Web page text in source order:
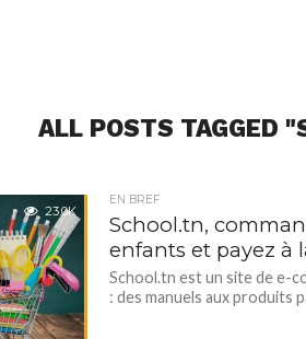
ALL POSTS TAGGED
23.0K
EN BREF
School.tn,
enfants et payez à
School.tn est un site de e-
: des manuels aux produits